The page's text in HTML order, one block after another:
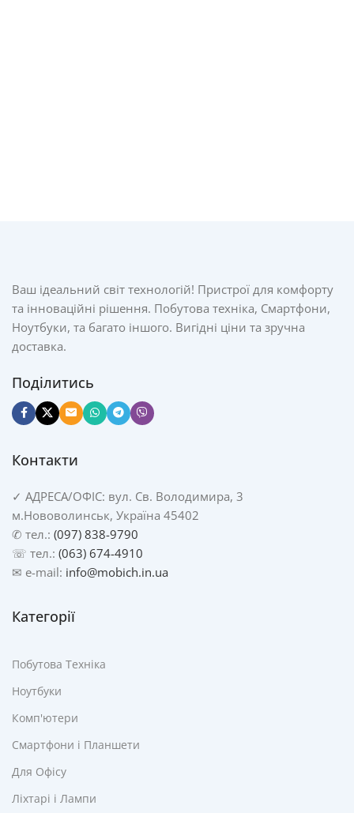
Ваш ідеальний світ технологій! Пристрої для комфорту
та інноваційні рішення. Побутова техніка, Смартфони,
Ноутбуки, та багато іншого. Вигідні ціни та зручна
доставка.
Поділитись
Контакти
✓ АДРЕСА/ОФІС: вул. Св. Володимира, 3
м.Нововолинськ, Україна 45402
✆ тел.: (097) 838-9790
☏ тел.: (063) 674-4910
✉ e-mail: info@mobich.in.ua
Категорії
Побутова Техніка
Ноутбуки
Комп'ютери
Смартфони і Планшети
Для Офісу
Ліхтарі і Лампи